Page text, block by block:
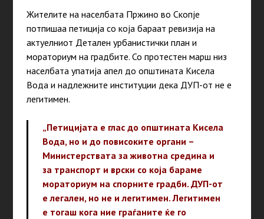
Жителите на населбата Пржино во Скопје
потпишаа петиција со која бараат ревизија на
актуелниот Детален урбанистички план и
мораториум на градбите. Со протестен марш низ
населбата упатија апел до општината Кисела
Вода и надлежните институции дека ДУП-от не е
легитимен.
„Петицијата е глас до општината Кисела
Вода, но и до повисоките органи –
Министерствата за животна средина и
за транспорт и врски со која бараме
мораториум на спорните градби. ДУП-от
е легален, но не и легитимен. Легитимен
е тогаш кога ние граѓаните ќе го